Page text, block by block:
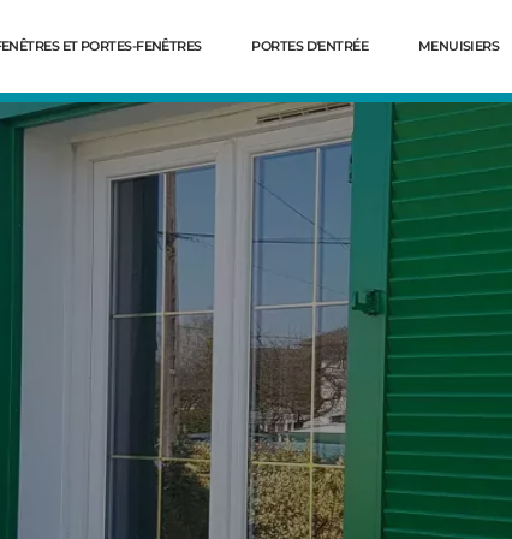
ET PORTES-FENÊTRES PORTES D'ENTRÉE MENUISIERS